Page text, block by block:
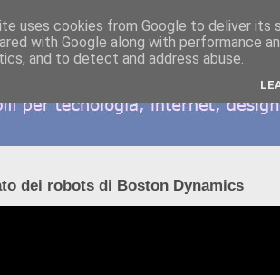
dei robots di Boston Dynamics
uses cookies from Google to deliver its
with Google along with performance
and to detect and address abuse.